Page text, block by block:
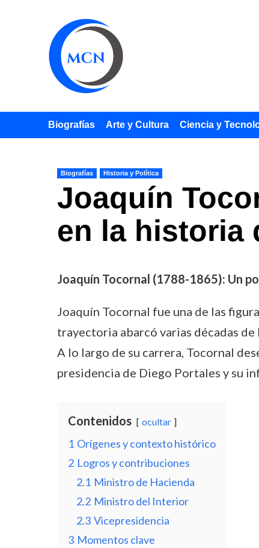
Biografías Arte y Cultura Ciencia y
Biografías Historia y Política
Joaquín
en la historia
Joaquín Tocornal (1788-1865): Un
Joaquín Tocornal fue una de las
trayectoria abarcó varias décadas
A lo largo de su carrera, Tocornal
presidencia de Diego Portales y su
Contenidos ocultar
1 Orígenes y contexto histórico
2 Logros y contribuciones
2.1 Ministro de Hacienda
2.2 Ministro del Interior
2.3 Vicepresidencia
3 Momentos clave